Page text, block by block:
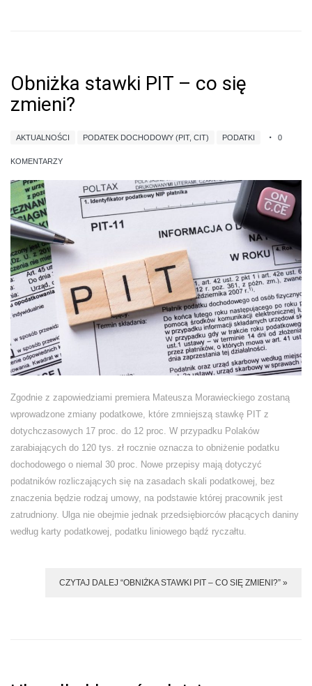
Obniżka stawki PIT – co się
zmieni?
AKTUALNOŚCI PODATEK DOCHODOWY (PIT, CIT) PODATKI 0
KOMENTARZY
Zgodnie z zapowiedziami premiera Mateusza Morawieckiego zostaną
wprowadzone zmiany podatkowe, które zmniejszą stawkę PIT z
dotychczasowych 17 proc. do 12 proc. W przypadku Polaków
zarabiających do 120 tys. zł rocznie oznacza to obniżenie podatku
dochodowego o niemal 30 proc. Nowe przepisy mają dotyczyć
podatników rozliczających się na zasadach skali podatkowej, bez
znaczenia będzie rodzaj umowy, na podstawie której pracownik jest
zatrudniony. Ulga nie obejmie jednak przedsiębiorców płacących daniny
według karty podatkowej, podatku liniowego bądź ryczałtu.
CZYTAJ DALEJ “OBNIŻKA STAWKI PIT – CO SIĘ ZMIENI?” »